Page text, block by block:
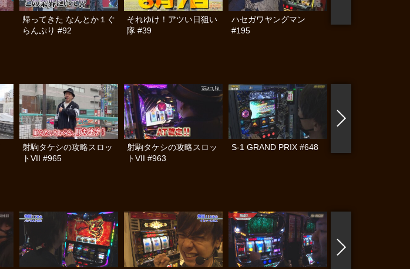
帰ってきた なんとか１ぐ
らんぷり #92
それゆけ！アツい日狙い
隊 #39
ハセガワヤングマン
#195
射駒タケシの攻略スロッ
トVII #965
射駒タケシの攻略スロッ
トVII #963
S-1 GRAND PRIX #648